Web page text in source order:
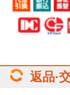
返品·